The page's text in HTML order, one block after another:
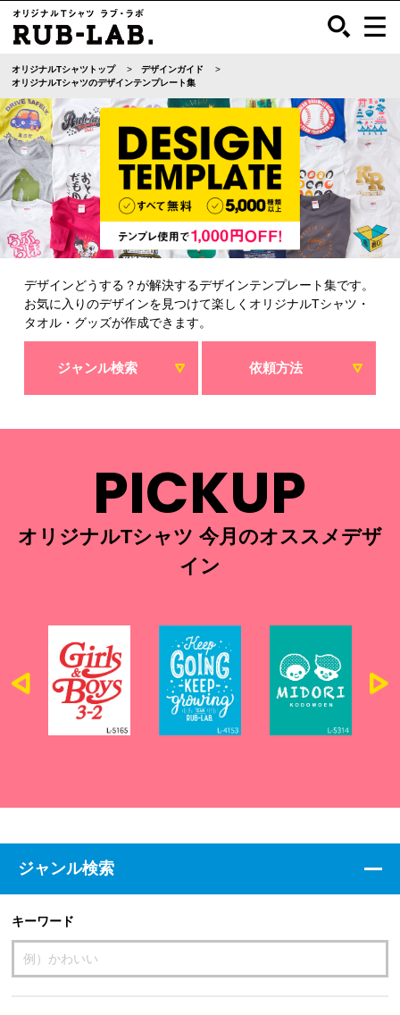
オリジナルTシャツトップ
デザインガイド
オリジナルTシャツのデザインテンプレート集
デザインどうする？が解決するデザインテンプレート集です。
お気に入りのデザインを見つけて楽しくオリジナルTシャツ・
タオル・グッズが作成できます。
ジャンル検索 依頼方法
PICKUP
オリジナルTシャツ 今月のオススメデザ
イン
ジャンル検索
キーワード